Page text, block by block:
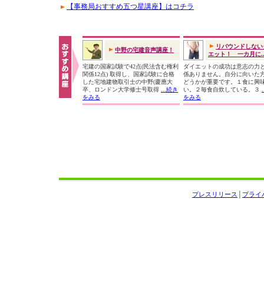
【事務局おすすめ五つ星講座】はコチラ
中野の宅建音声講座！
宅建の国家試験で42点(民法含む権利
関係12点) 取得し、国家試験に合格
した宅地建物取引士の中野(慶應大
卒、ロンドン大学修士号取得
...続き
をみる
リバウンドしな
エット！ 一カ月に
ダイエットの成功は意志の力
係ありません。自分に向いた
どうかが重要です。１食に興
い。２毎食自炊している。３
をみる
プライ
プレスリリース